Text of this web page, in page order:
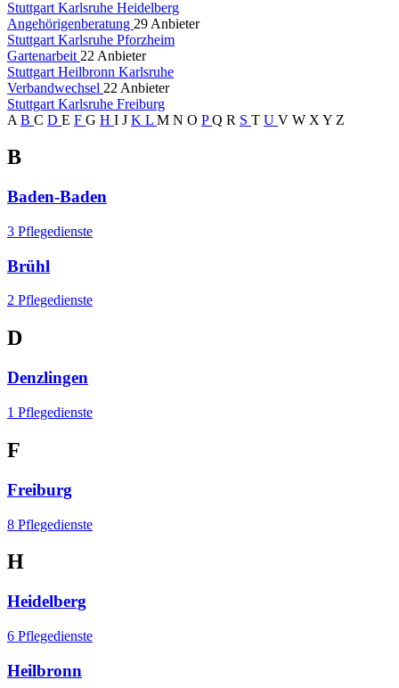
Stuttgart Karlsruhe Heidelberg
Angehörigenberatung 29 Anbieter
Stuttgart Karlsruhe Pforzheim
Gartenarbeit 22 Anbieter
Stuttgart Heilbronn Karlsruhe
Verbandwechsel 22 Anbieter
Stuttgart Karlsruhe Freiburg
A B C D E F G H I J K L M N O PQ R S T U V W X Y Z
B
Baden-Baden
3 Pflegedienste
Brühl
2 Pflegedienste
D
Denzlingen
1 Pflegedienste
F
Freiburg
8 Pflegedienste
H
Heidelberg
6 Pflegedienste
Heilbronn